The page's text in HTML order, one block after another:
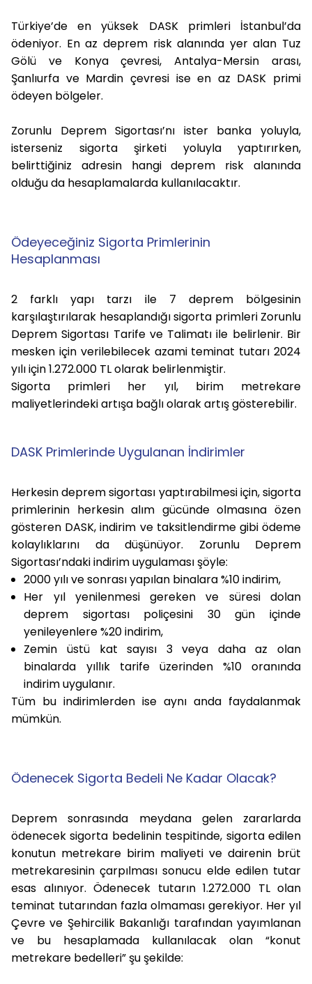
Türkiye’de en yüksek DASK primleri İstanbul’da
ödeniyor. En az deprem risk alanında yer alan Tuz
Gölü ve Konya çevresi, Antalya-Mersin arası,
Şanlıurfa ve Mardin çevresi ise en az DASK primi
ödeyen bölgeler.
Zorunlu Deprem Sigortası’nı ister banka yoluyla,
isterseniz sigorta şirketi yoluyla yaptırırken,
belirttiğiniz adresin hangi deprem risk alanında
olduğu da hesaplamalarda kullanılacaktır.
Ödeyeceğiniz Sigorta Primlerinin
Hesaplanması
2 farklı yapı tarzı ile 7 deprem bölgesinin
karşılaştırılarak hesaplandığı sigorta primleri Zorunlu
Deprem Sigortası Tarife ve Talimatı ile belirlenir. Bir
mesken için verilebilecek azami teminat tutarı 2024
yılı için 1.272.000 TL olarak belirlenmiştir.
Sigorta primleri her yıl, birim metrekare
maliyetlerindeki artışa bağlı olarak artış gösterebilir.
DASK Primlerinde Uygulanan İndirimler
Herkesin deprem sigortası yaptırabilmesi için, sigorta
primlerinin herkesin alım gücünde olmasına özen
gösteren DASK, indirim ve taksitlendirme gibi ödeme
kolaylıklarını da düşünüyor. Zorunlu Deprem
Sigortası’ndaki indirim uygulaması şöyle:
2000 yılı ve sonrası yapılan binalara %10 indirim,
Her yıl yenilenmesi gereken ve süresi dolan
deprem sigortası poliçesini 30 gün içinde
yenileyenlere %20 indirim,
Zemin üstü kat sayısı 3 veya daha az olan
binalarda yıllık tarife üzerinden %10 oranında
indirim uygulanır.
Tüm bu indirimlerden ise aynı anda faydalanmak
mümkün.
Ödenecek Sigorta Bedeli Ne Kadar Olacak?
Deprem sonrasında meydana gelen zararlarda
ödenecek sigorta bedelinin tespitinde, sigorta edilen
konutun metrekare birim maliyeti ve dairenin brüt
metrekaresinin çarpılması sonucu elde edilen tutar
esas alınıyor. Ödenecek tutarın 1.272.000 TL olan
teminat tutarından fazla olmaması gerekiyor. Her yıl
Çevre ve Şehircilik Bakanlığı tarafından yayımlanan
ve bu hesaplamada kullanılacak olan “konut
metrekare bedelleri” şu şekilde: